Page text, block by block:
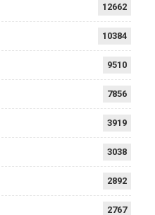
12662
10384
9510
7856
3919
3038
2892
2767